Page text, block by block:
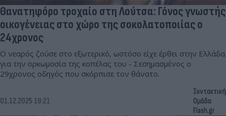
Θανατηφόρο τροχαίο στη Λούτσα: Γόνος γνωστής
οικογένειας στο χώρο της σοκολατοποιίας o
24χρονος
Ο νεαρός ζούσε στο εξωτερικό, ωστόσο είχε έρθει στην Ελλάδα
για την ορκωμοσία της κοπέλας του - Σεσημασμένος ο
29χρονος οδηγός που σκόρπισε τον θάνατο.
01.12.2025 19:21
Συντακτική
Ομάδα
Flash.gr